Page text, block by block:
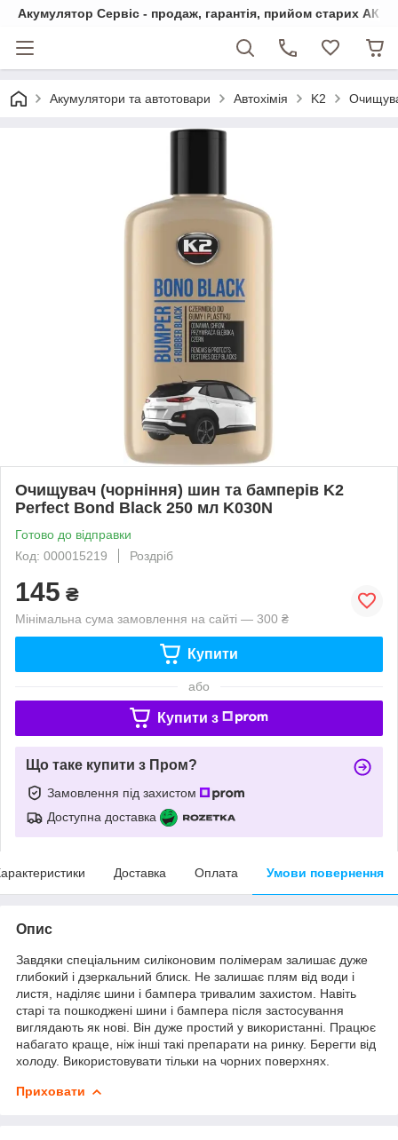
Акумулятор Сервіс - продаж, гарантія, прийом старих АКБ
Акумулятори та автотовари Автохімія K2
Очищувач (чорніння) шин та бамперів K2
Perfect Bond Black 250 мл K030N
Готово до відправки
Код: 000015219
Роздріб
145 ₴
Мінімальна сума замовлення на сайті — 300 ₴
Купити
або
Купити з
Що таке купити з Пром?
Замовлення під захистом
Доступна доставка
Доставка Оплата Умови повернення
Опис
Завдяки спеціальним силіконовим полімерам залишає дуже
глибокий і дзеркальний блиск. Не залишає плям від води і
листя, наділяє шини і бампера тривалим захистом. Навіть
старі та пошкоджені шини і бампера після застосування
виглядають як нові. Він дуже простий у використанні. Працює
набагато краще, ніж інші такі препарати на ринку. Берегти від
холоду. Використовувати тільки на чорних поверхнях.
Приховати